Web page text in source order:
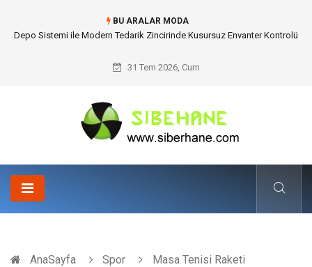
BU ARALAR MODA
Depo Sistemi ile Modern Tedarik Zincirinde Kusursuz Envanter Kontrolü
31 Tem 2026, Cum
AnaSayfa Spor Masa Tenisi Raketi